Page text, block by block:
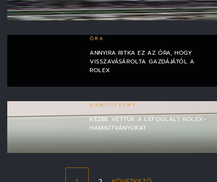
ÓRA
ANNYIRA RITKA EZ AZ ÓRA, HOGY
VISSZAVÁSÁROLTA GAZDÁJÁTÓL A
ROLEX
HAMISÍTVÁNY
KÉZBE VETTÜK A LEFOGLALT ROLEX-
HAMISÍTVÁNYOKAT